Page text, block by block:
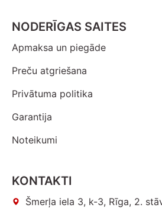
NODERĪGAS SAITES
Apmaksa un piegāde
Preču atgriešana
Privātuma politika
Garantija
Noteikumi
KONTAKTI
Šmerļa iela 3, k-3, Rīga, 2.